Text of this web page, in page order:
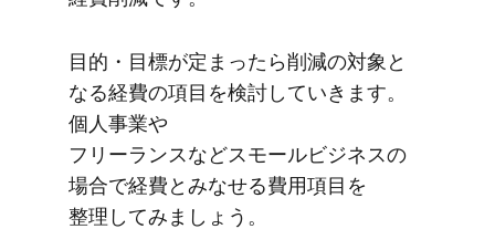
目的・​目標が​定まったら​削減の​対象と​
なる​経費の​項目を​検討していきます。​
個人事業や​
フリーランスなどスモールビジネスの​
場合で​経費とみなせる​費用項目を​
整理してみましょう。